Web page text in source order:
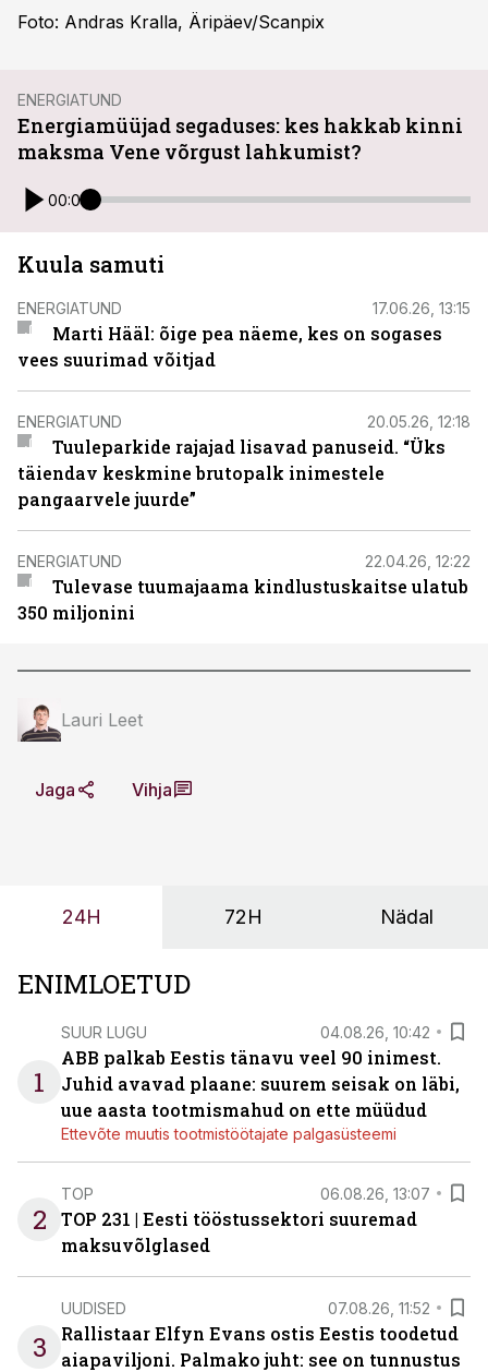
Foto: Andras Kralla, Äripäev/Scanpix
ENERGIATUND
Energiamüüjad segaduses: kes hakkab kinni
maksma Vene võrgust lahkumist?
00:00
Kuula samuti
ENERGIATUND 17.06.26, 13:15
Marti Hääl: õige pea näeme, kes on sogases
vees suurimad võitjad
ENERGIATUND 20.05.26, 12:18
Tuuleparkide rajajad lisavad panuseid. “Üks
täiendav keskmine brutopalk inimestele
pangaarvele juurde”
ENERGIATUND 22.04.26, 12:22
Tulevase tuumajaama kindlustuskaitse ulatub
350 miljonini
Lauri Leet
Jaga Vihja
24H 72H Nädal
ENIMLOETUD
1
SUUR LUGU 04.08.26, 10:42
ABB palkab Eestis tänavu veel 90 inimest.
Juhid avavad plaane: suurem seisak on läbi,
uue aasta tootmismahud on ette müüdud
Ettevõte muutis tootmistöötajate palgasüsteemi
2
TOP 06.08.26, 13:07
TOP 231 | Eesti tööstussektori suuremad
maksuvõlglased
3
UUDISED 07.08.26, 11:52
Rallistaar Elfyn Evans ostis Eestis toodetud
aiapaviljoni. Palmako juht: see on tunnustus